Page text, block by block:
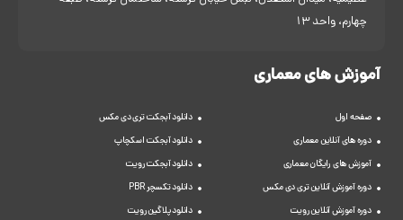
چهارم، واحد 13
آموزش های معماری
صفحه اول
دوره های آنلاین معماری
آموزش های رایگان معماری
دوره آموزش آنلاین تری دی مکس
دوره آموزش آنلاین رویت
دانلود آبجکت تری دی مکس
دانلود آبجکت اسکچاپ
دانلود آبجکت رویت
دانلود تکسچر PBR
دانلود پلاگین رویت